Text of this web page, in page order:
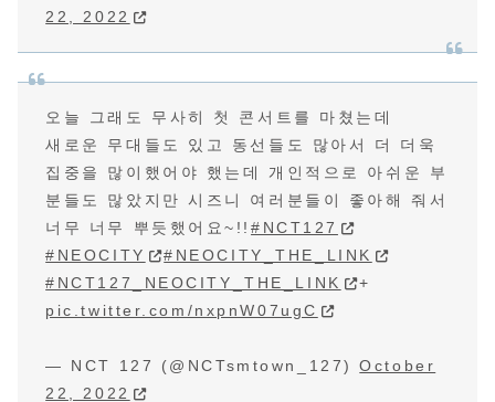
22, 2022
오늘 그래도 무사히 첫 콘서트를 마쳤는데
새로운 무대들도 있고 동선들도 많아서 더 더욱
집중을 많이했어야 했는데 개인적으로 아쉬운 부
분들도 많았지만 시즈니 여러분들이 좋아해 줘서
너무 너무 뿌듯했어요~!!#NCT127
#NEOCITY
#NEOCITY_THE_LINK
#NCT127_NEOCITY_THE_LINK
+
pic.twitter.com/nxpnW07ugC
— NCT 127 (@NCTsmtown_127)October
22, 2022